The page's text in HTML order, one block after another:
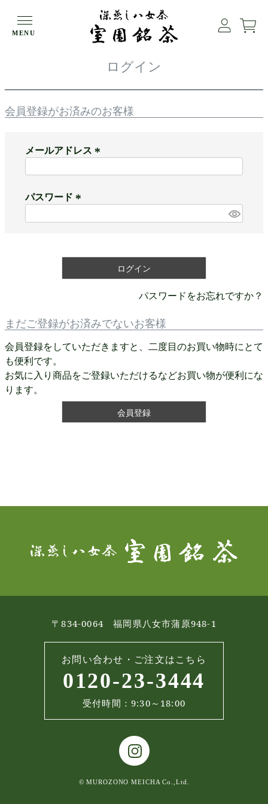
MENU
HOME
ログイン
会員登録がお済みのお客様
メールアドレス
パスワード
)
ログイン
パスワードをお忘れですか？
まだご登録がお済みでないお客様
会員登録をしていただきますと、二度目のお買い物時にとて
も便利です。
お気に入り商品をご登録いただけるなどお買い物が便利にな
ります。
会員登録
〒834-0064 福岡県八女市蒲原948-1
お問い合わせ・ご注文はこちら
0120-23-3444
受付時間：9:30～18:00
© MUROZONO MEICHA Co.,Ltd.